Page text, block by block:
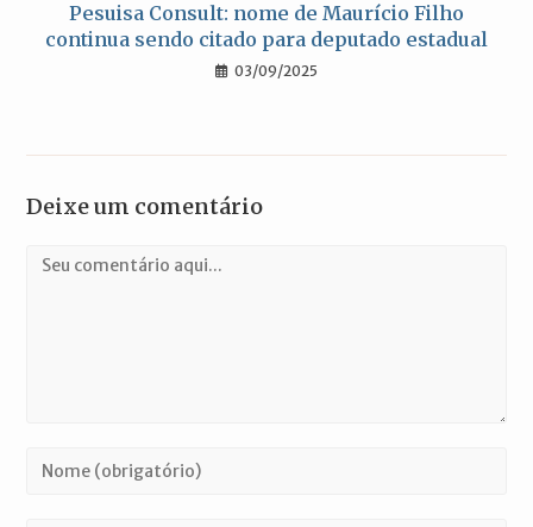
Pesuisa Consult: nome de Maurício Filho
continua sendo citado para deputado estadual
03/09/2025
Deixe um comentário
Comentário
Digite